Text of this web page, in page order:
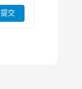
提交